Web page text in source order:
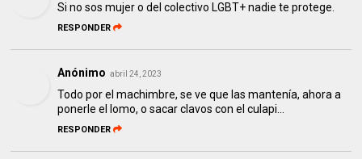
Si no sos mujer o del colectivo LGBT+ nadie te protege.
RESPONDER
Anónimo abril 24, 2023
Todo por el machimbre, se ve que las mantenía, ahora a
ponerle el lomo, o sacar clavos con el culapi...
RESPONDER